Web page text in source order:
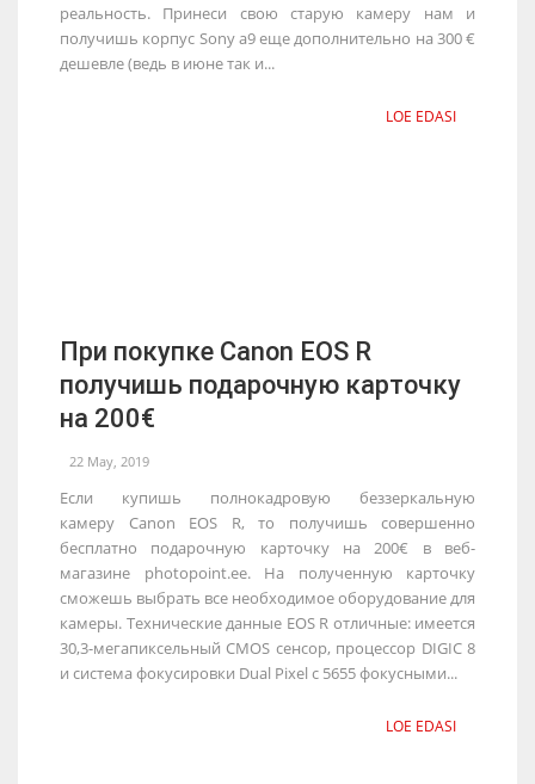
реальность. Принеси свою старую камеру нам и
получишь корпус Sony a9 еще дополнительно на 300 €
дешевле (ведь в июне так и...
LOE EDASI
При покупке Canon EOS R
получишь подарочную карточку
на 200€
22 May, 2019
Если купишь полнокадровую беззеркальную
камеру Canon EOS R, то получишь совершенно
бесплатно подарочную карточку на 200€ в веб-
магазине photopoint.ee. На полученную карточку
сможешь выбрать все необходимое оборудование для
камеры. Технические данные EOS R отличные: имеется
30,3-мегапиксельный CMOS сенсор, процессор DIGIC 8
и система фокусировки Dual Pixel c 5655 фокусными...
LOE EDASI